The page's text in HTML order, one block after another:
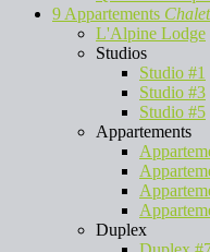
9 Appartements
L'Alpine Lodge
Studios
Studio #1
Studio #3
Studio #5
Appartements
Duplex